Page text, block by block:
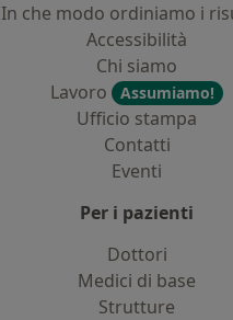
In che modo ordiniamo i
Accessibilità
Chi siamo
Lavoro
Assumiamo!
Ufficio stampa
Contatti
Eventi
Per i pazienti
Dottori
Medici di base
Strutture